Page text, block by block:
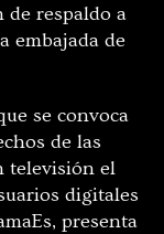
de respaldo a
embajada de
se convoca
de las
televisión el
digitales
presenta